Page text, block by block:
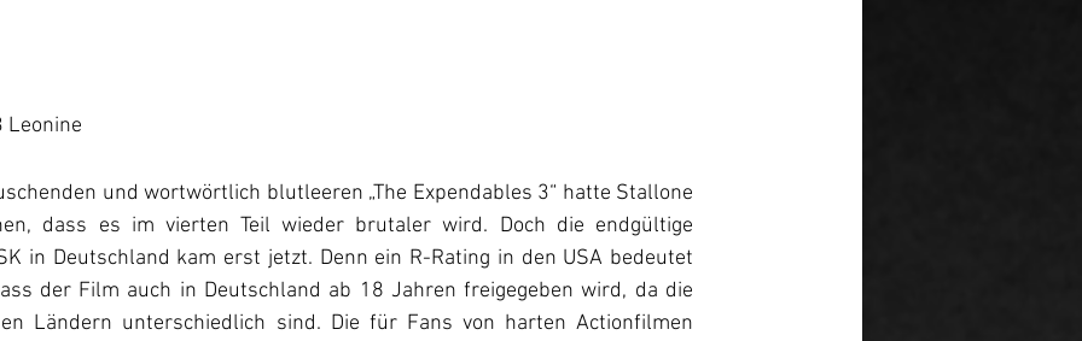
und wortwörtlich blutleeren „The Expendables 3“ hatte Stallone
dass es im vierten Teil wieder brutaler wird. Doch die endgültige
in Deutschland kam erst jetzt. Denn ein R-Rating in den USA bedeutet
der Film auch in Deutschland ab 18 Jahren freigegeben wird, da die
Ländern unterschiedlich sind. Die für Fans von harten Actionfilmen